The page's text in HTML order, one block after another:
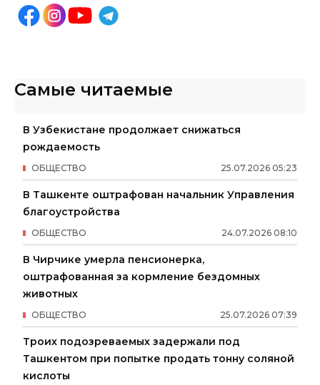
Самые читаемые
В Узбекистане продолжает снижаться
рождаемость
25.07.2026 05:23
ОБЩЕСТВО
В Ташкенте оштрафован начальник Управления
благоустройства
24.07.2026 08:10
ОБЩЕСТВО
В Чирчике умерла пенсионерка,
оштрафованная за кормление бездомных
животных
25.07.2026 07:39
ОБЩЕСТВО
Троих подозреваемых задержали под
Ташкентом при попытке продать тонну соляной
кислоты